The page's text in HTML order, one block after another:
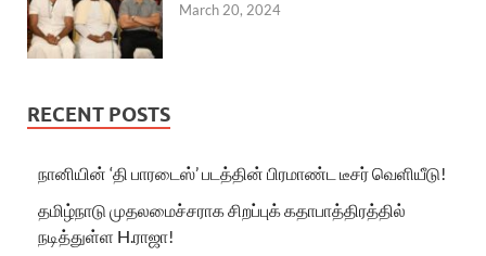
March 20, 2024
RECENT POSTS
நானியின் ‘தி பாரடைஸ்’ படத்தின் பிரமாண்ட டீசர் வெளியீடு!
தமிழ்நாடு முதலமைச்சராக சிறப்புக் கதாபாத்திரத்தில்
நடித்துள்ள H.ராஜா!